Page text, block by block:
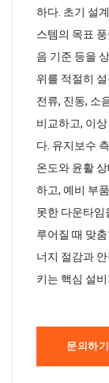
하다. 초기 설
스템의 목표
음 기준 등을
위를 적절히
전류, 진동, 소
비교하고, 이
다. 유지보수
온도와 윤활
하고, 예비 부
못한 다운타임
루어질 때 맞
너지 절감과
키는 핵심 설비
문의하기